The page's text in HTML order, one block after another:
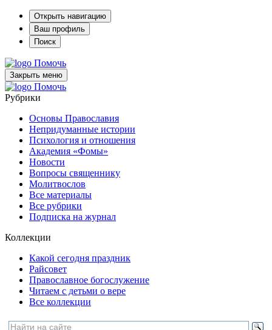
Открыть навигацию
Ваш профиль
Поиск
Помочь
Закрыть меню
Помочь
Рубрики
Основы Православия
Непридуманные истории
Психология и отношения
Академия «Фомы»
Новости
Вопросы священнику
Молитвослов
Все материалы
Все рубрики
Подписка на журнал
Коллекции
Какой сегодня праздник
Райсовет
Православное богослужение
Читаем с детьми о вере
Все коллекции